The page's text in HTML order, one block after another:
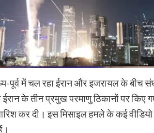
पूर्व में चल रहा ईरान और इजरायल के बीच
ईरान के तीन प्रमुख परमाणु ठिकानों पर
कर दी। इस मिसाइल हमले के कई